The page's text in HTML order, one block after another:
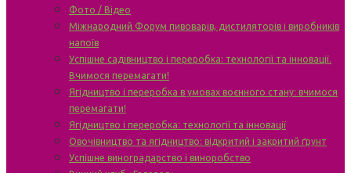
Фото / Відео
Міжнародний Форум пивоварів, дистиляторів і виробників
напоїв
Успішне садівництво і переробка: технології та інновації.
Вчимося перемагати!
Ягідництво і переробка в умовах воєнного стану: вчимося
перемагати!
Ягідництво і переробка: технології та інновації
Овочівництво та ягідництво: відкритий і закритий ґрунт
Успішне виноградарство і виноробство